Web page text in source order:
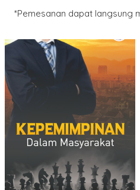
*Pemesanan dapat langsung